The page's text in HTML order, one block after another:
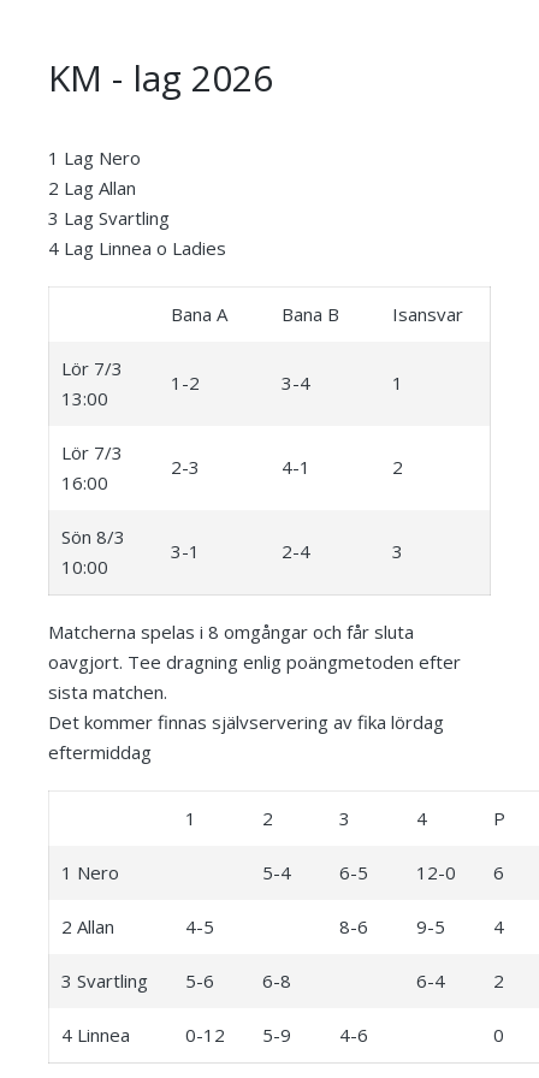
KM - lag 2026
1 Lag Nero
2 Lag Allan
3 Lag Svartling
4 Lag Linnea o Ladies
Bana A Bana B Isansvar
Lör 7/3
13:00
1-2 3-4 1
Lör 7/3
16:00
2-3 4-1 2
Sön 8/3
10:00
3-1 2-4 3
Matcherna spelas i 8 omgångar och får sluta
oavgjort. Tee dragning enlig poängmetoden efter
sista matchen.
Det kommer finnas självservering av fika lördag
eftermiddag
1 2 3 4 P
1 Nero 5-4 6-5 12-0 6
2 Allan 4-5 8-6 9-5 4
3 Svartling 5-6 6-8 6-4 2
4 Linnea 0-12 5-9 4-6 0